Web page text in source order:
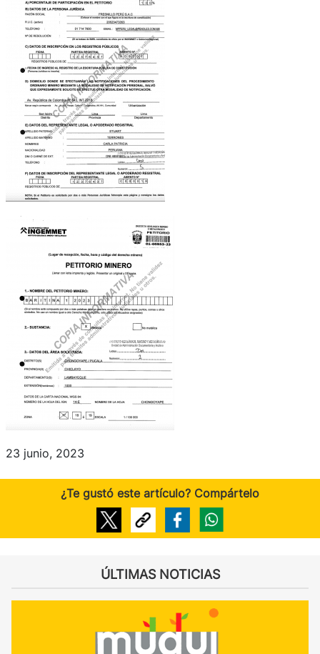
23 junio, 2023
¿Te gustó este artículo? Compártelo
ÚLTIMAS NOTICIAS